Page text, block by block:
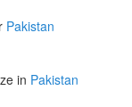
Pakistan
in Pakistan